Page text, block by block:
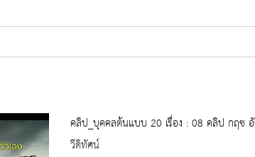
คลิป_บุคคลต้นแบบ 20 เรื่อง : 08 คลิป กฤช
วีดิทัศน์